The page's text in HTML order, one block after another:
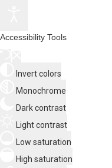
Accessibility Tools
Invert colors
Monochrome
Dark contrast
Light contrast
Low saturation
High saturation